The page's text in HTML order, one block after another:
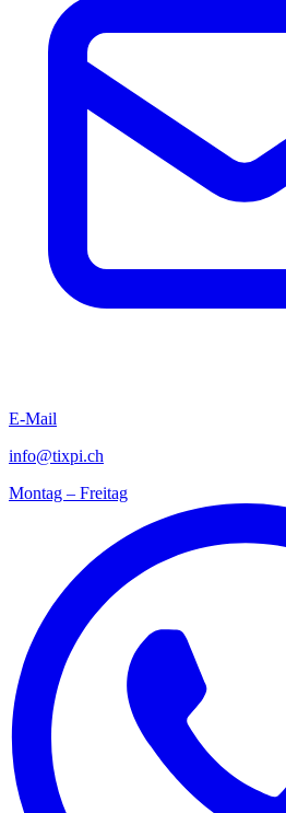
E-Mail
info@tixpi.ch
Montag – Freitag